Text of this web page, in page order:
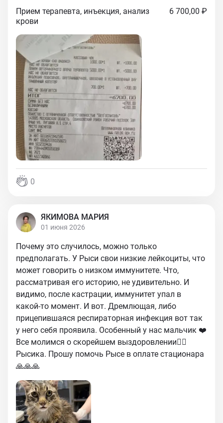
Прием терапевта, инъекция, анализ
крови
6 700,00 ₽
0
ЯКИМОВА МАРИЯ
01 июня 2026
Почему это случилось, можно только
предполагать. У Рыси свои низкие лейкоциты, что
может говорить о низком иммунитете. Что,
рассматривая его историю, не удивительно. И
видимо, после кастрации, иммунитет упал в
какой-то момент. И вот. Дремлющая, либо
прицепившаяся респираторная инфекция вот так
у него себя проявила. Особенный у нас мальчик ❤️‍
Все молимся о скорейшем выздоровлении❤️‍🔥
Рысика. Прошу помочь Рысе в оплате стационара
🙏🙏🙏